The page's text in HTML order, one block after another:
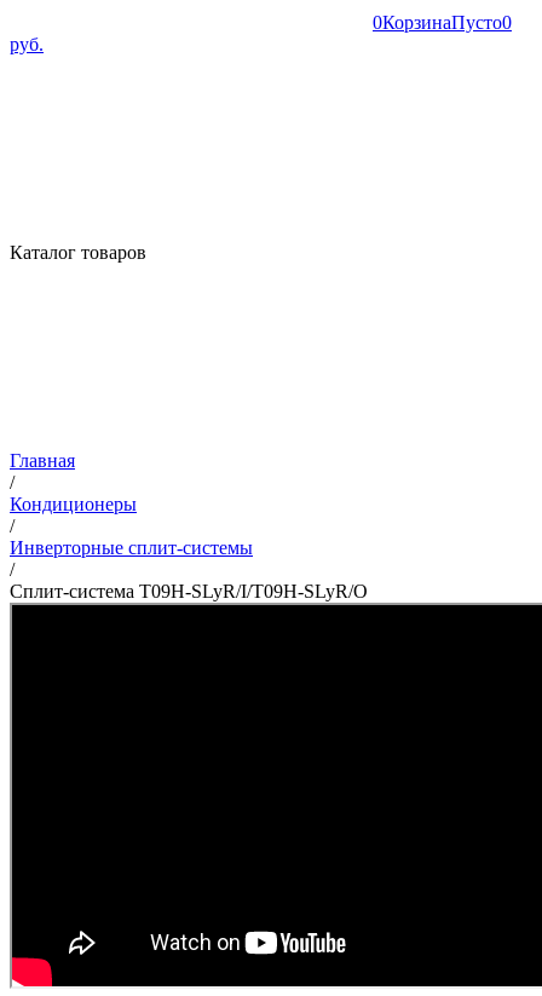
0КорзинаПусто0
руб.
Каталог товаров
Главная
/
Кондиционеры
/
Инверторные сплит-системы
/
Сплит-система T09H-SLyR/I/T09H-SLyR/O